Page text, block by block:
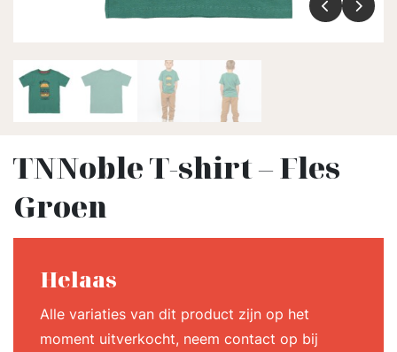
TNNoble T-shirt – Fles
Groen
Helaas
Alle variaties van dit product zijn op het
moment uitverkocht, neem contact op bij